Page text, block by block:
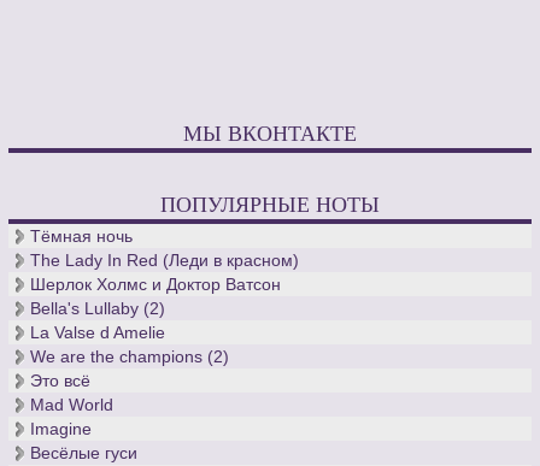
МЫ ВКОНТАКТЕ
ПОПУЛЯРНЫЕ НОТЫ
Тёмная ночь
The Lady In Red (Леди в красном)
Шерлок Холмс и Доктор Ватсон
Bella's Lullaby (2)
La Valse d Amelie
We are the champions (2)
Это всё
Mad World
Imagine
Весёлые гуси